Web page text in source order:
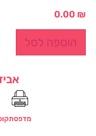
0.00 ₪
הוספה לסל
מדפסת